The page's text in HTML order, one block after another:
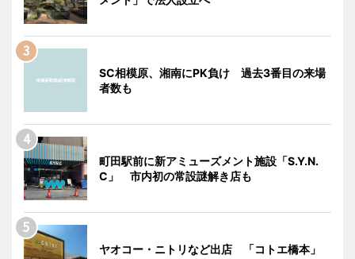
SC相模原、湘南にPK負け 過去3番目の来場
者数も
町田駅前に新アミューズメント施設「S.Y.N.
C」 市内初の常設謎解き店も
ヤオコー・ニトリなど出店 「コトエ橋本」